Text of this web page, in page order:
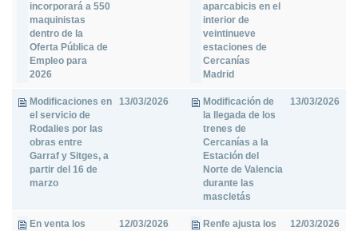
incorporará a 550
maquinistas
dentro de la
Oferta Pública de
Empleo para
2026
aparcabicis en el
interior de
veintinueve
estaciones de
Cercanías
Madrid
Modificaciones en
el servicio de
Rodalies por las
obras entre
Garraf y Sitges, a
partir del 16 de
marzo
13/03/2026
Modificación de
la llegada de los
trenes de
Cercanías a la
Estación del
Norte de Valencia
durante las
mascletás
13/03/2026
En venta los
12/03/2026
Renfe ajusta los
12/03/2026